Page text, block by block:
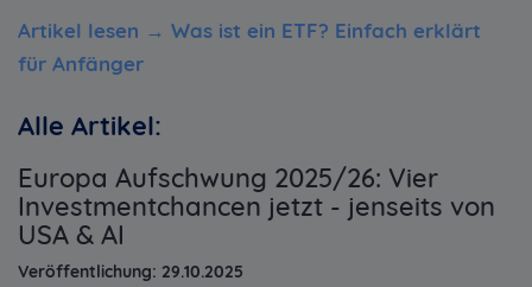
Artikel lesen → Was ist ein ETF? Einfach erklärt
für Anfänger
Alle Artikel:
Europa Aufschwung 2025/26: Vier
Investmentchancen jetzt - jenseits von
USA & AI
Veröffentlichung: 29.10.2025